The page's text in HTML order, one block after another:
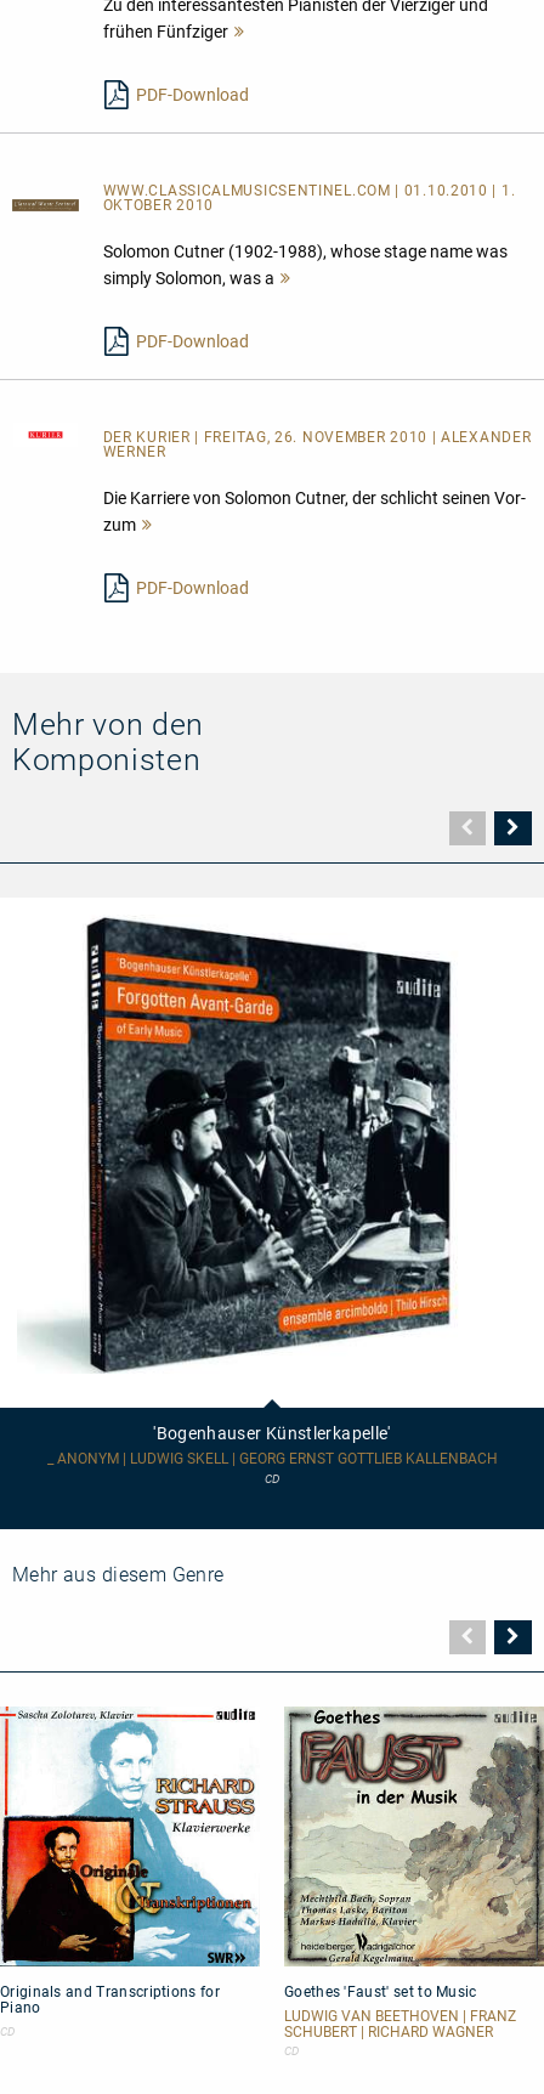
Zu den interessantesten Pianisten der Vierziger und
frühen Fünfziger
PDF-Download
WWW.CLASSICALMUSICSENTINEL.COM | 01.10.2010 | 1.
OKTOBER 2010
Solomon Cutner (1902-1988), whose stage name was
simply Solomon, was a
PDF-Download
DER KURIER | FREITAG, 26. NOVEMBER 2010 | ALEXANDER
WERNER
Die Karriere von Solomon Cutner, der schlicht seinen Vor-
zum
PDF-Download
Mehr von den
Komponisten
Seite
'Bogenhauser Künstlerkapelle'
_ ANONYM | LUDWIG SKELL | GEORG ERNST GOTTLIEB KALLENBACH
CD
Mehr aus diesem Genre
Seite
and
Transcriptions
for
Originals and Transcriptions for
Piano
CD
'Faust'
set
to
Music
Goethes 'Faust' set to Music
LUDWIG VAN BEETHOVEN | FRANZ
SCHUBERT | RICHARD WAGNER
CD